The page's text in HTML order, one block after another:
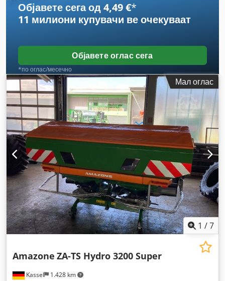
Објавете сега од 4,49 €*
11 милиони купувачи ве очекуваат
Објавете оглас сега
*по оглас/месечно
Мал оглас
1 /7
Kassel 1.428 km
Amazone ZA-TS Hydro 3200 Super